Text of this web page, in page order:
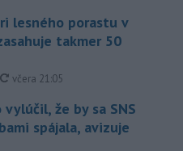
lesného porastu v
takmer 50
aktualizované
včera 21:05
vylúčil, že by sa SNS
spájala, avizuje